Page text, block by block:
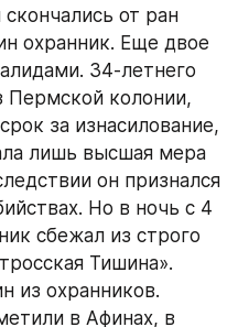
от ран
охранник. Еще двое
34-летнего
Пермской колонии,
за изнасилование,
лишь высшая мера
он признался
Но в ночь с 4
сбежал из строго
Тишина».
из охранников.
в Афинах, в